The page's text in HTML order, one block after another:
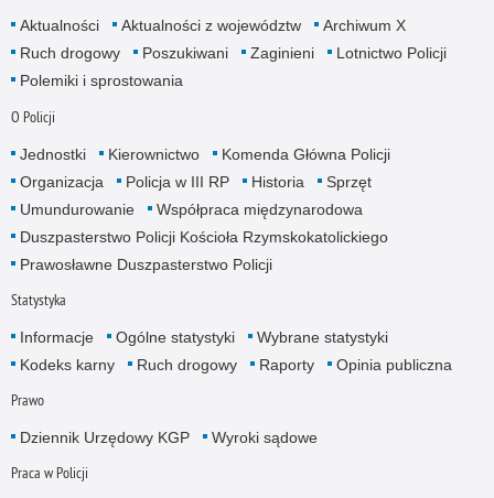
Aktualności Aktualności z województw
Archiwum X
Ruch drogowy
Poszukiwani Zaginieni
Lotnictwo Policji
Polemiki i sprostowania
O Policji
Jednostki Kierownictwo
Komenda Główna Policji
Organizacja
Policja w III RP Historia
Sprzęt
Umundurowanie
Współpraca międzynarodowa
Duszpasterstwo Policji Kościoła Rzymskokatolickiego
Prawosławne Duszpasterstwo Policji
Statystyka
Informacje Ogólne statystyki
Wybrane statystyki
Kodeks karny
Ruch drogowy Raporty Opinia publiczna
Prawo
Dziennik Urzędowy KGP Wyroki sądowe
Praca w Policji